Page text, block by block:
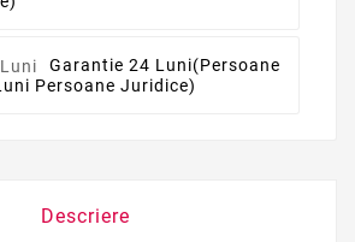
Garantie 24 Luni(persoane
Persoane Juridice)
Descriere